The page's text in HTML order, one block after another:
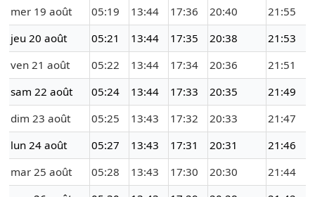
mer 19 août
05:19 13:44 17:36 20:40
21:55
jeu 20 août
05:21 13:44 17:35 20:38
21:53
ven 21 août
05:22 13:44 17:34 20:36
21:51
sam 22 août
05:24 13:44 17:33 20:35
21:49
dim 23 août
05:25 13:43 17:32 20:33
21:47
lun 24 août
05:27 13:43 17:31 20:31
21:46
mar 25 août
05:28 13:43 17:30 20:30
21:44